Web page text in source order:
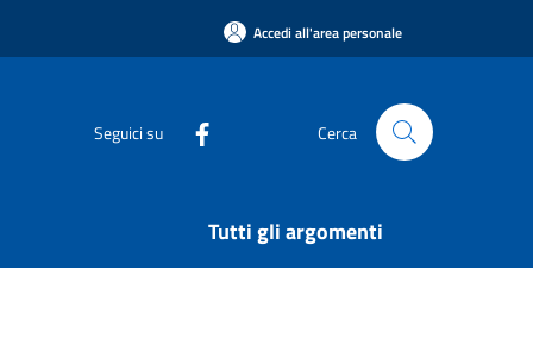
Accedi all'area personale
Seguici su Cerca
Tutti gli argomenti